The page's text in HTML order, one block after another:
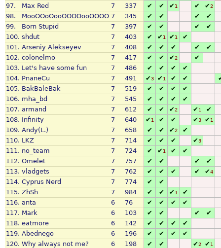
97. Max Red 7 337 ✔ ✔ ✔1 ✔ ✔2
98. MooOOoOooOOOOooOOOO 7 345 ✔ ✔ ✔
✔
99.
Born Stupid 7 397 ✔ ✔ ✔
✔
100. shdut 7 403 ✔ ✔1 ✔1
✔
101. Arseniy Alekseyev 7 408 ✔ ✔ ✔ ✔
✔
102. colonelmo 7 417 ✔ ✔ ✔2
✔
103. Let's have some fun 7 486 ✔ ✔ ✔
✔
104. PnaneCu 7 491 ✔3 ✔1 ✔ ✔
105. BakBaleBak 7 519 ✔ ✔ ✔
✔
106. mha_bd 7 545 ✔ ✔ ✔
✔
107. armand 7 612 ✔ ✔ ✔2 ✔1
✔
108. Infinity 7 640 ✔1 ✔ ✔ ✔3 ✔1
109. Andy(L.) 7 658 ✔ ✔ ✔2
✔
110. LKZ 7 714 ✔ ✔ ✔ ✔3
111. no_team 7 724 ✔ ✔1 ✔
✔
112. Omelet 7 757 ✔ ✔ ✔
✔
113. vladgets 7 762 ✔ ✔ ✔ ✔ ✔4
114. Cyprus Nerd 7 774 ✔
✔
115. ZhSh 7 984 ✔ ✔ ✔1
✔
116. anta 6 76 ✔ ✔ ✔
✔
117. Mark 6 103 ✔ ✔ ✔
✔
118. eatmore 6 142 ✔ ✔ ✔
✔
119. Abednego 6 196 ✔ ✔ ✔
✔
120. Why always not me? 6 198 ✔ ✔ ✔2 ✔1